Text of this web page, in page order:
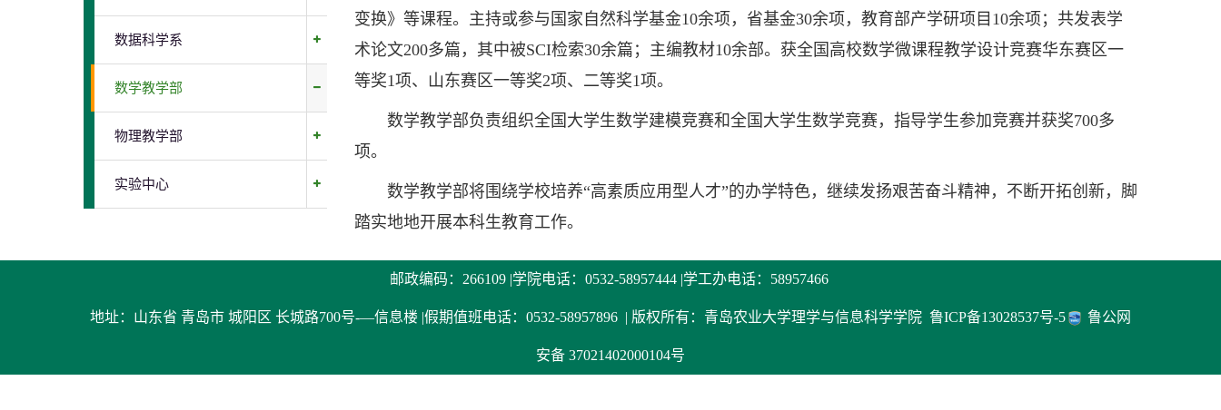
数据科学系
数学教学部
物理教学部
实验中心
变换》等课程。主持或参与国家自然科学基金10余项，省基金30余项，教育部产学研项目10余项；共发表学
术论文200多篇，其中被SCI检索30余篇；主编教材10余部。获全国高校数学微课程教学设计竞赛华东赛区一
等奖1项、山东赛区一等奖2项、二等奖1项。
数学教学部负责组织全国大学生数学建模竞赛和全国大学生数学竞赛，指导学生参加竞赛并获奖700多
项。
数学教学部将围绕学校培养“高素质应用型人才”的办学特色，继续发扬艰苦奋斗精神，不断开拓创新，脚
踏实地地开展本科生教育工作。
邮政编码：266109 |学院电话：0532-58957444 |学工办电话：58957466
地址：山东省 青岛市 城阳区 长城路700号-—信息楼 |假期值班电话：0532-58957896 | 版权所有：青岛农业大学理学与信息科学学院 鲁ICP备13028537号-5 鲁公网
安备 37021402000104号